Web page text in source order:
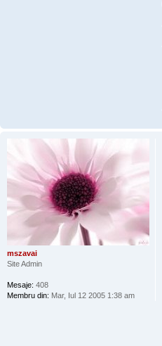
mszavai
Site Admin
Mesaje: 408
Membru din: Mar, Iul 12 2005 1:38 am